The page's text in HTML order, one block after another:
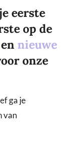
eerste
op de
en nieuwe
onze
ga je
van